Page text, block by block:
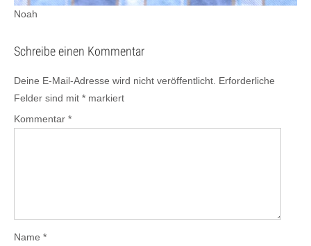
Noah
Schreibe einen Kommentar
Deine E-Mail-Adresse wird nicht veröffentlicht. Erforderliche
Felder sind mit * markiert
Kommentar *
Name *